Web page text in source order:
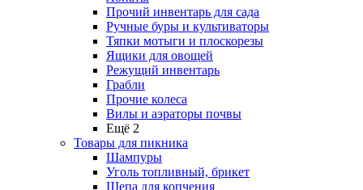
Прочий инвентарь для сада
Ручные буры и культиваторы
Тяпки мотыги и плоскорезы
Ящики для овощей
Режущий инвентарь
Грабли
Прочие колеса
Вилы и аэраторы почвы
Ещё 2
Товары для пикника
Шампуры
Уголь топливный, брикет
Щепа для копчения